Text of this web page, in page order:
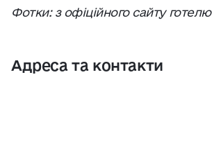
Фотки: з офіційного сайту готелю
Адреса та контакти